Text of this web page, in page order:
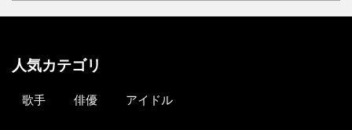
人気カテゴリ
歌手 俳優 アイドル